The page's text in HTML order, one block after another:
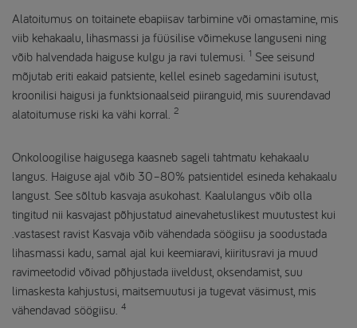
Alatoitumus on toitainete ebapiisav tarbimine või omastamine, mis
viib kehakaalu, lihasmassi ja füüsilise võimekuse languseni ning
võib halvendada haiguse kulgu ja ravi tulemusi. 1 See seisund
mõjutab eriti eakaid patsiente, kellel esineb sagedamini isutust,
kroonilisi haigusi ja funktsionaalseid piiranguid, mis suurendavad
alatoitumuse riski ka vähi korral.
2
Onkoloogilise haigusega kaasneb sageli tahtmatu kehakaalu
langus. Haiguse ajal võib 30–80% patsientidel esineda kehakaalu
langust. See sõltub kasvaja asukohast. Kaalulangus võib olla
tingitud nii kasvajast põhjustatud ainevahetuslikest muutustest kui
.vastasest ravist Kasvaja võib vähendada söögiisu ja soodustada
lihasmassi kadu, samal ajal kui keemiaravi, kiiritusravi ja muud
ravimeetodid võivad põhjustada iiveldust, oksendamist, suu
limaskesta kahjustusi, maitsemuutusi ja tugevat väsimust, mis
vähendavad söögiisu. 4